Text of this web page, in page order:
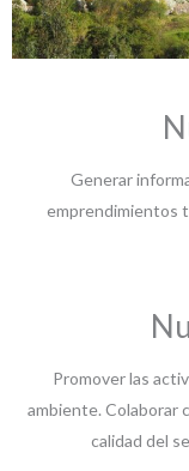
Generar
emprendimientos
Promover las
ambiente. Colaborar
calidad del